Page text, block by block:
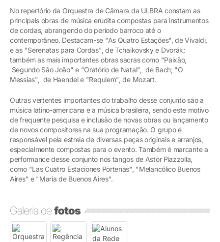
No repertório da Orquestra de Câmara da ULBRA constam as
principais obras de música erudita compostas para instrumentos
de cordas, abrangendo do período barroco até o
contemporâneo. Destacam-se "As Quatro Estações", de Vivaldi,
e as "Serenatas para Cordas", de Tchaikovsky e Dvorák;
também as mais importantes obras sacras como "Paixão,
Segundo São João" e "Oratório de Natal", de Bach; "O
Messias", de Haendel e "Requiem", de Mozart.
Outras vertentes importantes do trabalho desse conjunto são a
música latino-americana e a música brasileira, sendo este motivo
de frequente pesquisa e inclusão de novas obras ou lançamento
de novos compositores na sua programação. O grupo é
responsável pela estreia de diversas peças originais e arranjos,
especialmente compostas para o evento. Também é marcante a
performance desse conjunto nos tangos de Astor Piazzolla,
como "Las Cuatro Estaciones Porteñas", "Melancólico Buenos
Aires" e "María de Buenos Aires".
Galeria defotos